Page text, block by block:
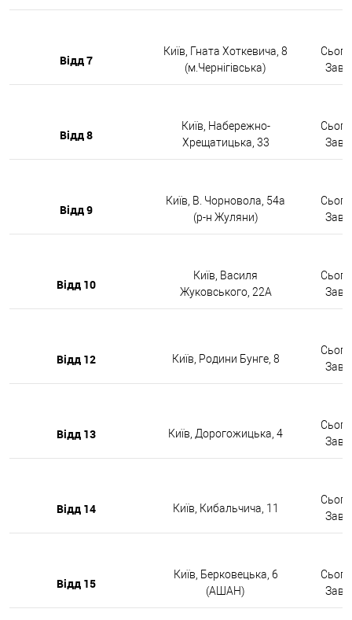
Відд 7
Київ, Гната Хоткевича, 8
(м.Чернігівська)
Відд 8
Київ, Набережно-
Хрещатицька, 33
Відд 9
Київ, В. Чорновола, 54а
(р-н Жуляни)
Відд 10
Київ, Василя
Жуковського, 22А
Відд 12 Київ, Родини Бунге, 8
Відд 13 Київ, Дорогожицька, 4
Відд 14 Київ, Кибальчича, 11
Відд 15
Київ, Берковецька, 6
(АШАН)